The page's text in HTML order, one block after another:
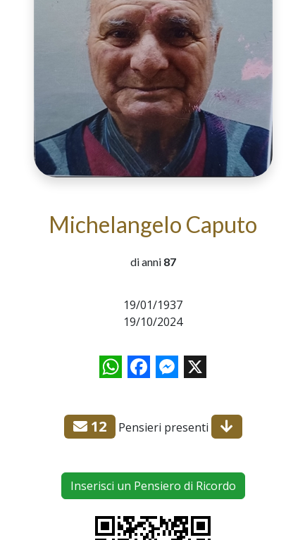
Michelangelo Caputo
di anni 87
19/01/1937
19/10/2024
WhatsAppFacebookMessenger
X
12 Pensieri presenti
Inserisci un Pensiero di Ricordo